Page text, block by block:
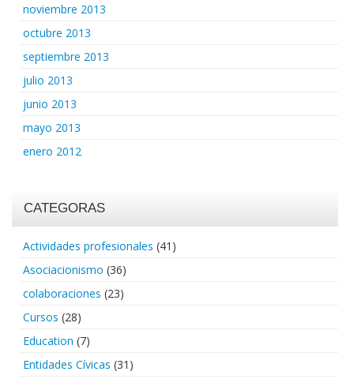
noviembre 2013
octubre 2013
septiembre 2013
julio 2013
junio 2013
mayo 2013
enero 2012
CATEGORAS
Actividades profesionales (41)
Asociacionismo (36)
colaboraciones (23)
Cursos (28)
Education (7)
Entidades Cívicas (31)